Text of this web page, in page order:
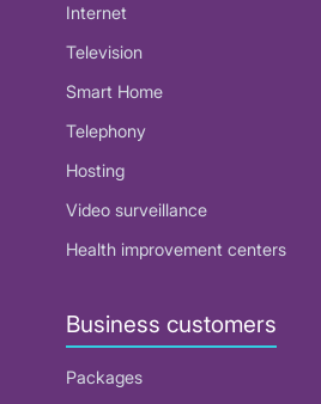
Internet
Television
Smart Home
Telephony
Hosting
Video surveillance
Health improvement centers
Business customers
Packages